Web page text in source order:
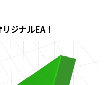
ジナルEA！